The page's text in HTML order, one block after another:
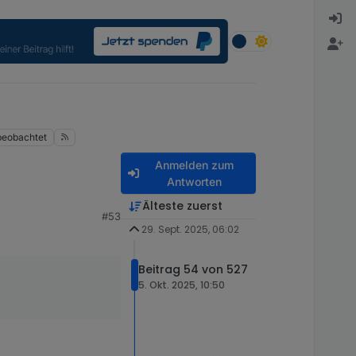
es dann wieder #53
Anmelden zum
Antworten
Älteste zuerst
29. Sept. 2025, 06:02
Beitrag 54 von 527
5. Okt. 2025, 10:50